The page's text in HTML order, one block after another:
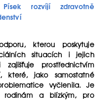
rozvíjí zdravotně
kterou poskytuje
situacích i jejich
prostřednictvím
které, jako samostatné
vyčlenila. Je
a blízkým, pro